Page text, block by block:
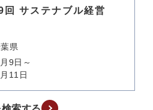
回 サステナブル経営
県
9日～
11日